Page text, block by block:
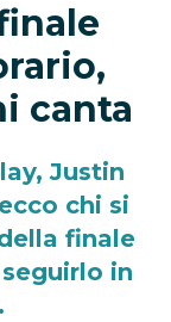
canta
Justin
chi si
finale
in